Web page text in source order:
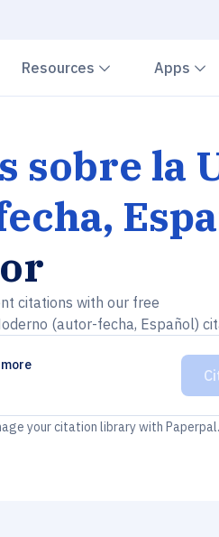
Resources Chevron down
Apps
sobre la
citations with our free
(autor-fecha, Español)
- Moderno (autor-fecha,
your citation library with Paperpal.